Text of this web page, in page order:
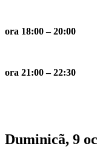
ora 18:00 – 20:00
ora 21:00 – 22:30
Duminicã, 9